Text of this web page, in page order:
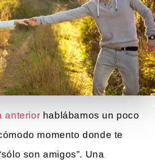
anterior hablábamos un poco
momento donde te
son amigos”. Una